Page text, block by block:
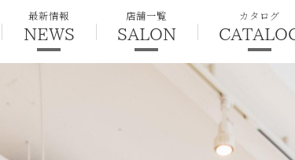
最新情報
NEWS
店舗一覧
SALON
カタログ